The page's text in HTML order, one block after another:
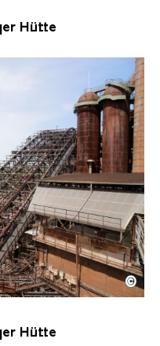
Hütte
Hütte mit
Hütte | Karl
©
Hütte